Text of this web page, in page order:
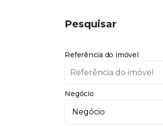
Pesquisar
Referência do imóvel
Negócio